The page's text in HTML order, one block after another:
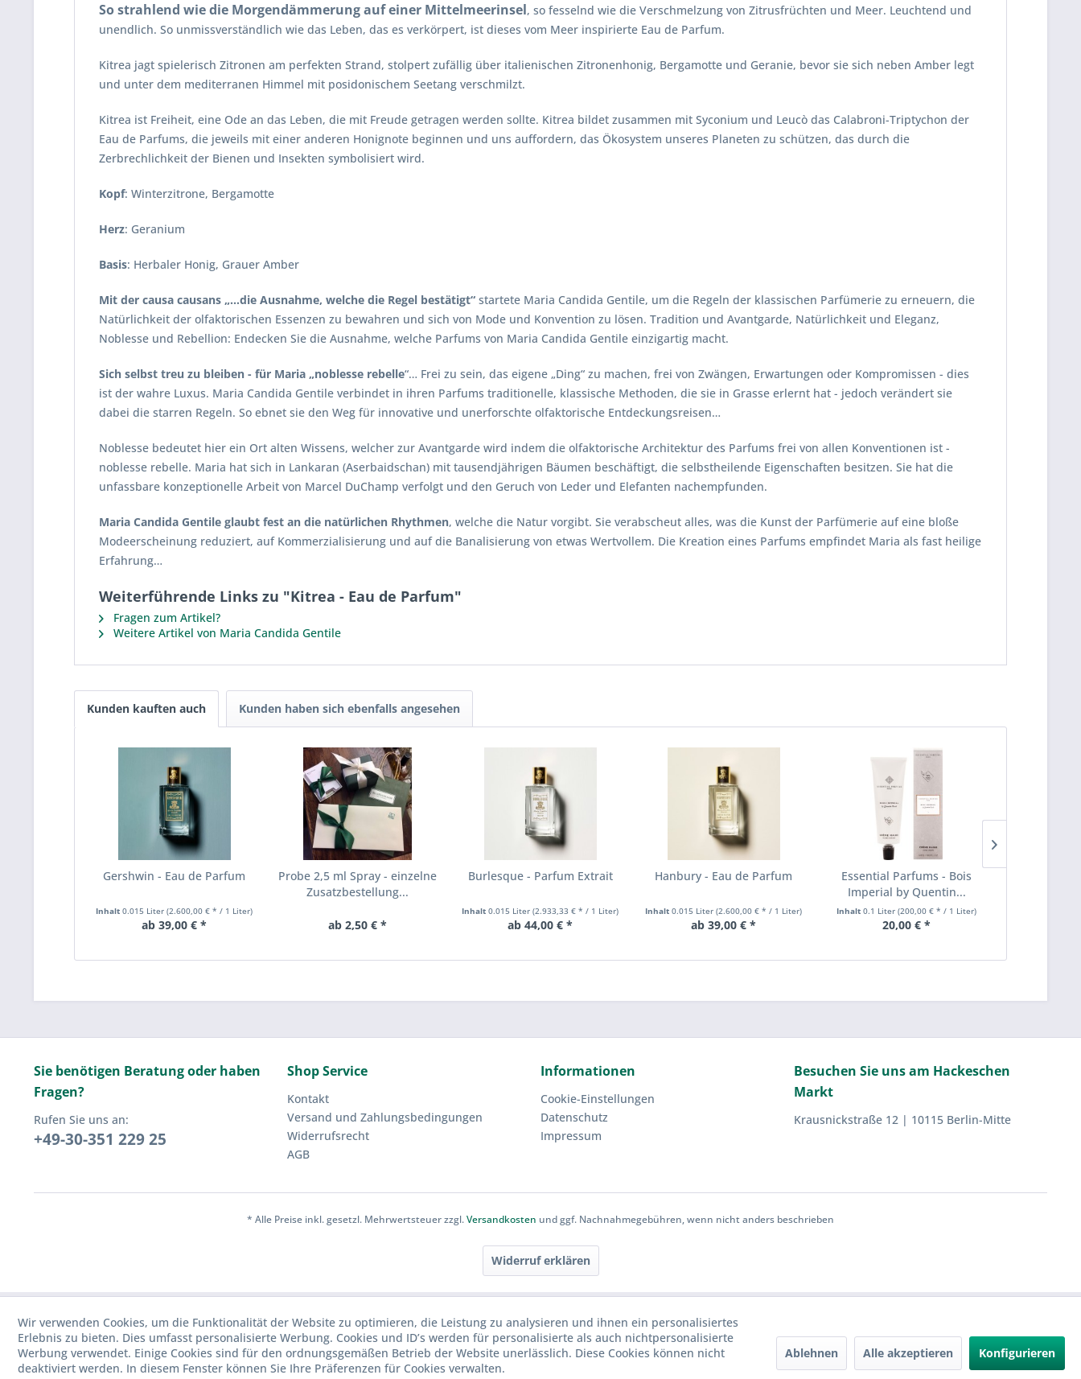
So strahlend wie die Morgendämmerung auf einer Mittelmeerinsel, so fesselnd wie die Verschmelzung von Zitrusfrüchten und Meer. Leuchtend und
unendlich. So unmissverständlich wie das Leben, das es verkörpert, ist dieses vom Meer inspirierte Eau de Parfum.
Kitrea jagt spielerisch Zitronen am perfekten Strand, stolpert zufällig über italienischen Zitronenhonig, Bergamotte und Geranie, bevor sie sich neben Amber legt
und unter dem mediterranen Himmel mit posidonischem Seetang verschmilzt.
Kitrea ist Freiheit, eine Ode an das Leben, die mit Freude getragen werden sollte. Kitrea bildet zusammen mit Syconium und Leucò das Calabroni-Triptychon der
Eau de Parfums, die jeweils mit einer anderen Honignote beginnen und uns auffordern, das Ökosystem unseres Planeten zu schützen, das durch die
Zerbrechlichkeit der Bienen und Insekten symbolisiert wird.
Kopf: Winterzitrone, Bergamotte
Herz: Geranium
Basis: Herbaler Honig, Grauer Amber
Mit der causa causans „…die Ausnahme, welche die Regel bestätigt“ startete Maria Candida Gentile, um die Regeln der klassischen Parfümerie zu erneuern, die
Natürlichkeit der olfaktorischen Essenzen zu bewahren und sich von Mode und Konvention zu lösen. Tradition und Avantgarde, Natürlichkeit und Eleganz,
Noblesse und Rebellion: Endecken Sie die Ausnahme, welche Parfums von Maria Candida Gentile einzigartig macht.
Sich selbst treu zu bleiben - für Maria „noblesse rebelle“… Frei zu sein, das eigene „Ding“ zu machen, frei von Zwängen, Erwartungen oder Kompromissen - dies
ist der wahre Luxus. Maria Candida Gentile verbindet in ihren Parfums traditionelle, klassische Methoden, die sie in Grasse erlernt hat - jedoch verändert sie
dabei die starren Regeln. So ebnet sie den Weg für innovative und unerforschte olfaktorische Entdeckungsreisen…
Noblesse bedeutet hier ein Ort alten Wissens, welcher zur Avantgarde wird indem die olfaktorische Architektur des Parfums frei von allen Konventionen ist -
noblesse rebelle. Maria hat sich in Lankaran (Aserbaidschan) mit tausendjährigen Bäumen beschäftigt, die selbstheilende Eigenschaften besitzen. Sie hat die
unfassbare konzeptionelle Arbeit von Marcel DuChamp verfolgt und den Geruch von Leder und Elefanten nachempfunden.
Maria Candida Gentile glaubt fest an die natürlichen Rhythmen, welche die Natur vorgibt. Sie verabscheut alles, was die Kunst der Parfümerie auf eine bloße
Modeerscheinung reduziert, auf Kommerzialisierung und auf die Banalisierung von etwas Wertvollem. Die Kreation eines Parfums empfindet Maria als fast heilige
Erfahrung…
Weiterführende Links zu "Kitrea - Eau de Parfum"
Fragen zum Artikel?
Weitere Artikel von Maria Candida Gentile
Kunden kauften auch Kunden haben sich ebenfalls angesehen
Gershwin - Eau de Parfum
Inhalt0.015 Liter(2.600,00 € * / 1 Liter)
ab 39,00 € *
Probe 2,5 ml Spray - einzelne
Zusatzbestellung...
ab 2,50 € *
Burlesque - Parfum Extrait
Inhalt0.015 Liter(2.933,33 € * / 1 Liter)
ab 44,00 € *
Hanbury - Eau de Parfum
Inhalt0.015 Liter(2.600,00 € * / 1 Liter)
ab 39,00 € *
Essential Parfums - Bois
Imperial by Quentin...
Inhalt0.1 Liter(200,00 € * / 1 Liter)
20,00 € *
Sie benötigen Beratung oder haben
Fragen?
Rufen Sie uns an:
+49-30-351 229 25
Shop Service
Kontakt
Versand und Zahlungsbedingungen
Widerrufsrecht
AGB
Informationen
Cookie-Einstellungen
Datenschutz
Impressum
Besuchen Sie uns am Hackeschen
Markt
Krausnickstraße 12 | 10115 Berlin-Mitte
* Alle Preise inkl. gesetzl. Mehrwertsteuer zzgl.Versandkosten und ggf. Nachnahmegebühren, wenn nicht anders beschrieben
Widerruf erklären
Wir verwenden Cookies, um die Funktionalität der Website zu optimieren, die Leistung zu analysieren und ihnen ein personalisiertes
Erlebnis zu bieten. Dies umfasst personalisierte Werbung. Cookies und ID’s werden für personalisierte als auch nichtpersonalisierte
Werbung verwendet. Einige Cookies sind für den ordnungsgemäßen Betrieb der Website unerlässlich. Diese Cookies können nicht
deaktiviert werden. In diesem Fenster können Sie Ihre Präferenzen für Cookies verwalten.
Ablehnen Alle akzeptieren Konfigurieren